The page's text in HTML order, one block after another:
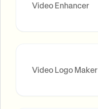
Video Enhancer
Video Logo Maker